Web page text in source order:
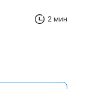
2 мин